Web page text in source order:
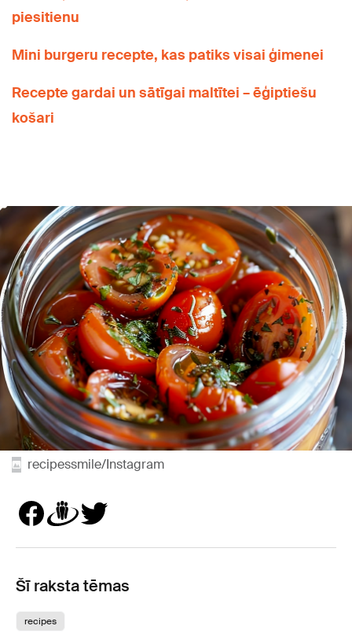
piesitienu
Mini burgeru recepte, kas patiks visai ģimenei
Recepte gardai un sātīgai maltītei – ēģiptiešu
košari
recipessmile/Instagram
Šī raksta tēmas
recipes